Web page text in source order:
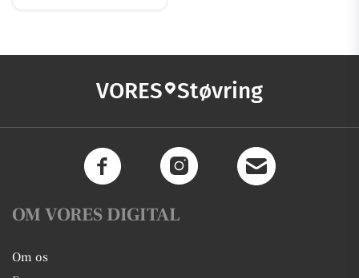
VORES Støvring
OM VORES DIGITAL
Om os